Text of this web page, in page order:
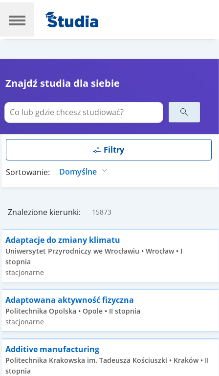
Znajdź studia dla siebie
Filtry
Sortowanie:
Znalezione kierunki: 15873
Adaptacje do zmiany klimatu
Uniwersytet Przyrodniczy we Wrocławiu • Wrocław • I
stopnia
stacjonarne
Adaptowana aktywność fizyczna
Politechnika Opolska • Opole • II stopnia
stacjonarne
Additive manufacturing
Politechnika Krakowska im. Tadeusza Kościuszki • Kraków • II
stopnia